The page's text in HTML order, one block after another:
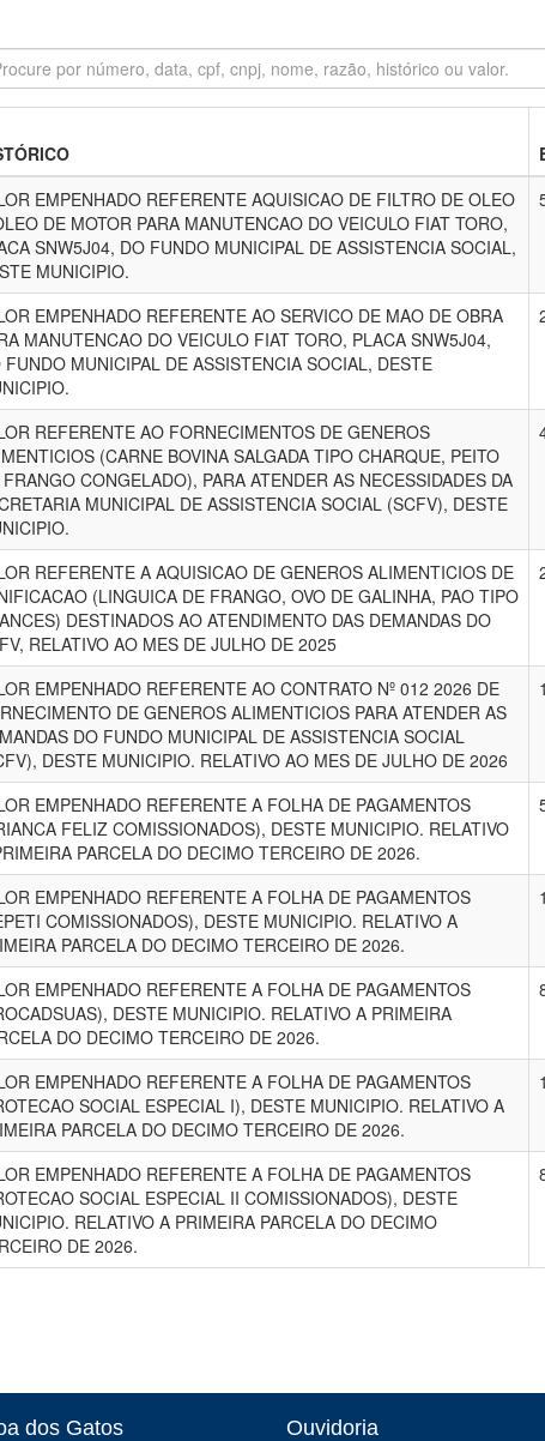
EMPENHADO REFERENTE AQUISICAO DE FILTRO DE OLEO
DE MOTOR PARA MANUTENCAO DO VEICULO FIAT TORO,
SNW5J04, DO FUNDO MUNICIPAL DE ASSISTENCIA SOCIAL,
MUNICIPIO.
EMPENHADO REFERENTE AO SERVICO DE MAO DE OBRA
MANUTENCAO DO VEICULO FIAT TORO, PLACA SNW5J04,
FUNDO MUNICIPAL DE ASSISTENCIA SOCIAL, DESTE
REFERENTE AO FORNECIMENTOS DE GENEROS
(CARNE BOVINA SALGADA TIPO CHARQUE, PEITO
CONGELADO), PARA ATENDER AS NECESSIDADES DA
MUNICIPAL DE ASSISTENCIA SOCIAL (SCFV), DESTE
REFERENTE A AQUISICAO DE GENEROS ALIMENTICIOS DE
(LINGUICA DE FRANGO, OVO DE GALINHA, PAO TIPO
DESTINADOS AO ATENDIMENTO DAS DEMANDAS DO
RELATIVO AO MES DE JULHO DE 2025
EMPENHADO REFERENTE AO CONTRATO Nº 012 2026 DE
DE GENEROS ALIMENTICIOS PARA ATENDER AS
DO FUNDO MUNICIPAL DE ASSISTENCIA SOCIAL
DESTE MUNICIPIO. RELATIVO AO MES DE JULHO DE 2026
EMPENHADO REFERENTE A FOLHA DE PAGAMENTOS
FELIZ COMISSIONADOS), DESTE MUNICIPIO. RELATIVO
PARCELA DO DECIMO TERCEIRO DE 2026.
EMPENHADO REFERENTE A FOLHA DE PAGAMENTOS
COMISSIONADOS), DESTE MUNICIPIO. RELATIVO A
PARCELA DO DECIMO TERCEIRO DE 2026.
EMPENHADO REFERENTE A FOLHA DE PAGAMENTOS
DESTE MUNICIPIO. RELATIVO A PRIMEIRA
DO DECIMO TERCEIRO DE 2026.
EMPENHADO REFERENTE A FOLHA DE PAGAMENTOS
SOCIAL ESPECIAL I), DESTE MUNICIPIO. RELATIVO A
PARCELA DO DECIMO TERCEIRO DE 2026.
EMPENHADO REFERENTE A FOLHA DE PAGAMENTOS
SOCIAL ESPECIAL II COMISSIONADOS), DESTE
RELATIVO A PRIMEIRA PARCELA DO DECIMO
DE 2026.
dos Gatos Ouvidoria